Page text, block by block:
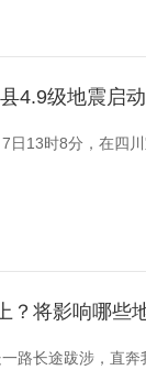
4.9级地震启
日13时8分，在四
？将影响哪些
路长途跋涉，直